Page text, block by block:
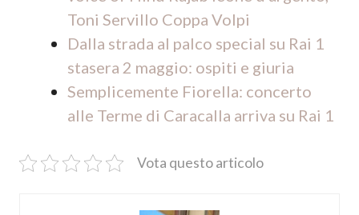
Toni Servillo Coppa Volpi
Dalla strada al palco special su Rai 1
stasera 2 maggio: ospiti e giuria
Semplicemente Fiorella: concerto
alle Terme di Caracalla arriva su Rai 1
Vota questo articolo